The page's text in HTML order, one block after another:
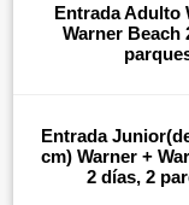
Entrada Adulto
Warner Beach
Entrada
cm) Warner +
2 días, 2